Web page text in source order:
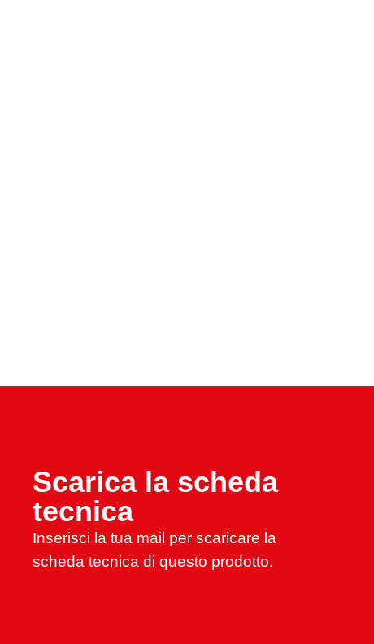
Scarica la scheda
tecnica
Inserisci la tua mail per scaricare la
scheda tecnica di questo prodotto.